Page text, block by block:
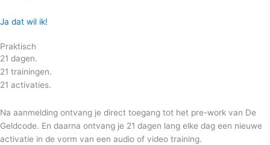
Ja dat wil ik!
Praktisch
21 dagen.
21 trainingen.
21 activaties.
Na aanmelding ontvang je direct toegang tot het pre-work van De
Geldcode. En daarna ontvang je 21 dagen lang elke dag een nieuwe
activatie in de vorm van een audio of video training.